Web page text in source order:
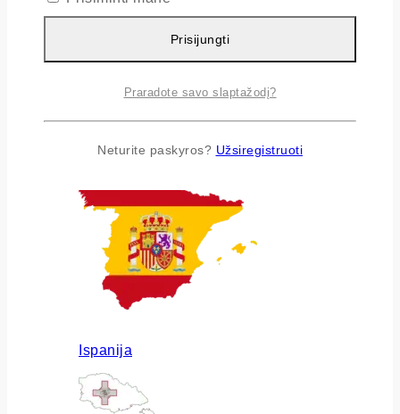
Airija
Ispanija
Prisijungti
Praradote savo slaptažodį?
Neturite paskyros? Užsiregistruoti